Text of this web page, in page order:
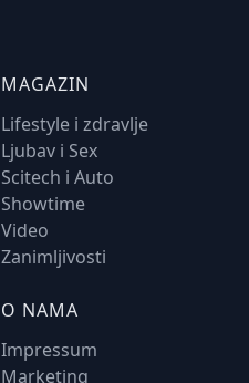
MAGAZIN
Lifestyle i zdravlje
Ljubav i Sex
Scitech i Auto
Showtime
Video
Zanimljivosti
O NAMA
Impressum
Marketing